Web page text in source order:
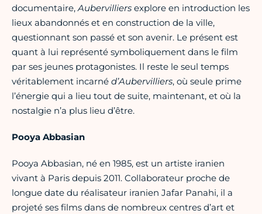
documentaire,Aubervilliers explore en introduction les
lieux abandonnés et en construction de la ville,
questionnant son passé et son avenir. Le présent est
quant à lui représenté symboliquement dans le film
par ses jeunes protagonistes. Il reste le seul temps
véritablement incarné d’Aubervilliers, où seule prime
l’énergie qui a lieu tout de suite, maintenant, et où la
nostalgie n’a plus lieu d’être.
Pooya Abbasian
Pooya Abbasian, né en 1985, est un artiste iranien
vivant à Paris depuis 2011. Collaborateur proche de
longue date du réalisateur iranien Jafar Panahi, il a
projeté ses films dans de nombreux centres d’art et